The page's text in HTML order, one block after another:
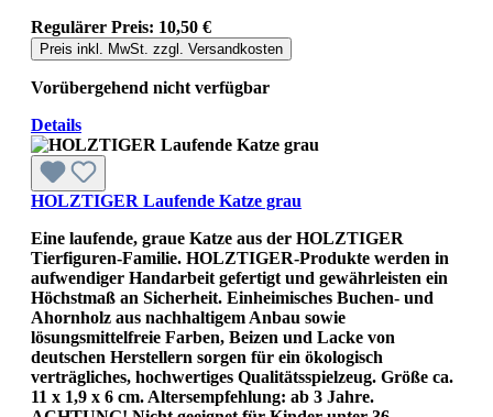
Regulärer Preis: 10,50 €
Preis inkl. MwSt. zzgl. Versandkosten
Vorübergehend nicht verfügbar
Details
HOLZTIGER Laufende Katze grau
Eine laufende, graue Katze aus der HOLZTIGER
Tierfiguren-Familie. HOLZTIGER-Produkte werden in
aufwendiger Handarbeit gefertigt und gewährleisten ein
Höchstmaß an Sicherheit. Einheimisches Buchen- und
Ahornholz aus nachhaltigem Anbau sowie
lösungsmittelfreie Farben, Beizen und Lacke von
deutschen Herstellern sorgen für ein ökologisch
verträgliches, hochwertiges Qualitätsspielzeug. Größe ca.
11 x 1,9 x 6 cm. Altersempfehlung: ab 3 Jahre.